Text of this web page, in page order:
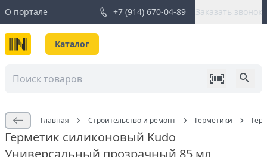
О портале +7 (914) 670-04-89 Заказать звонок
Каталог
Главная Строительство и ремонт Герметики
Герметик силиконовый Kudo
Универсальный прозрачный 85 мл